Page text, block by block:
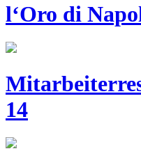
l‘Oro di
14